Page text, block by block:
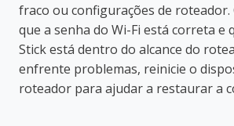
fraco ou configurações de roteador.
que a senha do Wi-Fi está correta e
Stick está dentro do alcance do
enfrente problemas, reinicie o
roteador para ajudar a restaurar a